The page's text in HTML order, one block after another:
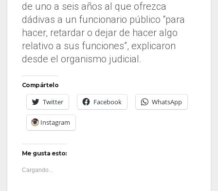
de uno a seis años al que ofrezca
dádivas a un funcionario público “para
hacer, retardar o dejar de hacer algo
relativo a sus funciones”, explicaron
desde el organismo judicial.
Compártelo
Twitter Facebook WhatsApp
Instagram
Me gusta esto:
Cargando...